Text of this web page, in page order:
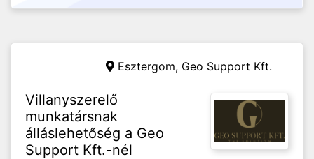
Esztergom, Geo Support Kft.
Villanyszerelő
munkatársnak
álláslehetőség a Geo
Support Kft.-nél